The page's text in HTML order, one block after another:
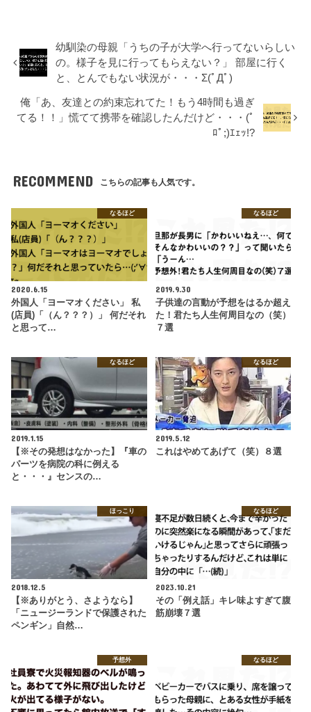
幼馴染の母親「うちの子が大学へ行ってないらしい
の。様子を見に行ってもらえない？」 部屋に行く
と、とんでもない状況が・・・Σ(ﾟДﾟ)
俺「あ、友達との約束忘れてた！もう4時間も過ぎ
てる！！」慌てて携帯を確認したんだけど・・・(ﾟ
ﾛﾟ;)ｴｪｯ!?
RECOMMEND こちらの記事も人気です。
なるほど
2020.6.15
外国人「ヨーマオください」 私
(店員)「（ん？？？）」 何だそれ
と思って…
なるほど
2019.9.30
子供達の言動が予想をはるか超え
た！君たち人生何周目なの（笑）
７選
なるほど
2019.1.15
【※その発想はなかった】『車の
パーツを病院の科に例える
と・・・』センスの…
なるほど
2019.5.12
これはやめてあげて（笑）８選
ほっこり
2018.12.5
【※ありがとう、さようなら】
「ニュージーランドで保護された
ペンギン」自然…
なるほど
2023.10.21
その「例え話」キレ味よすぎて腹
筋崩壊７選
予想外 なるほど